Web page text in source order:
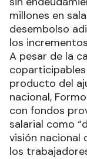
millones en
desembolso
los
A pesar de la
producto del
nacional,
con fondos
salarial como
visión nacional
los